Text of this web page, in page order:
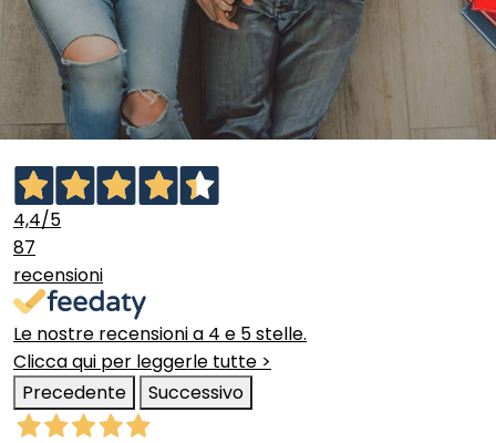
4,4/5
87
recensioni
Le nostre recensioni a 4 e 5 stelle.
Clicca qui per leggerle tutte >
Precedente
Successivo